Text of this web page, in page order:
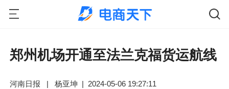
郑州机场开通至法兰克福货运航线
河南日报 | 杨亚坤 | 2024-05-06 19:27:11